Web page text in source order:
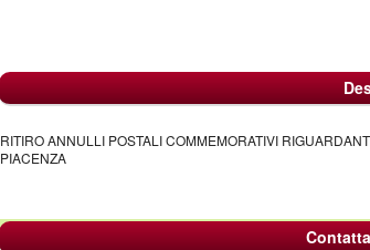
RITIRO ANNULLI POSTALI COMMEMORATIVI
PIACENZA
Contatta